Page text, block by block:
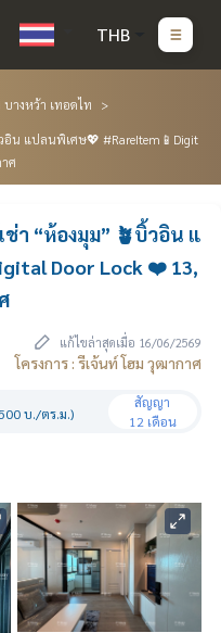
THB
างหว้า เทอดไท
วอิน แปลนพิเศษ💖 #RareItem📱Digit
ศ
ช่า “ห้องมุม” 🪴บิ้วอิน แ
Door Lock ❤️ 13,
แก้ไขล่าสุดเมื่อ 16/06/2569
โครงการ : รีเจ้นท์ โฮม วุฒากาศ
บ./ตร.ม.)
สัญญา
12 เดือน